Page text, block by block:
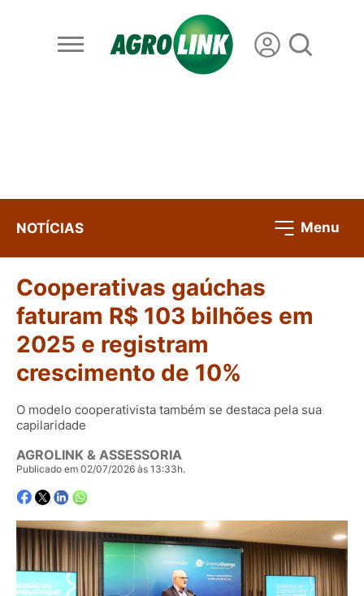
NOTÍCIAS Menu
Cooperativas gaúchas
faturam R$ 103 bilhões em
2025 e registram
crescimento de 10%
O modelo cooperativista também se destaca pela sua
capilaridade
AGROLINK & ASSESSORIA
Publicado em 02/07/2026 às 13:33h.